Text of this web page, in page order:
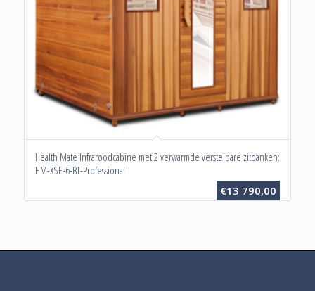
Health Mate Infraroodcabine met 2 verwarmde verstelbare zitbanken:
HM-XSE-6-BT-Professional
€13 790,00